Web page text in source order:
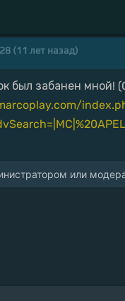
(11 лет назад)
был забанен мной!
или